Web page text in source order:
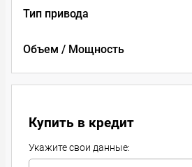
Тип привода
Объем / Мощность
Купить в кредит
Укажите свои данные: